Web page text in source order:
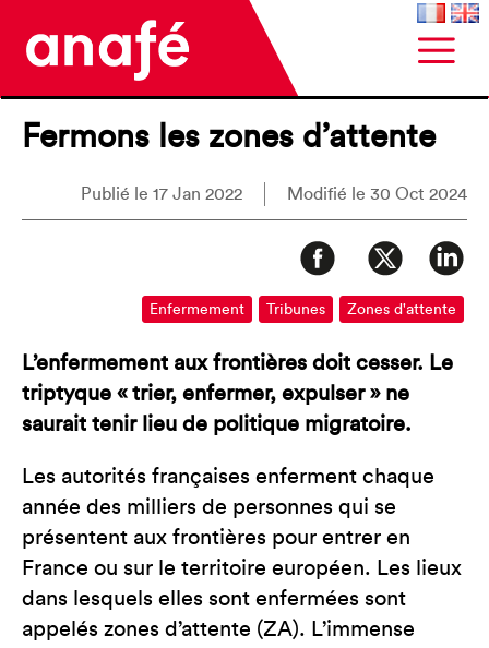
Fermons les zones d’attente
Publié le 17 Jan 2022 Modifié le 30 Oct 2024
Enfermement Tribunes Zones d'attente
L’enfermement aux frontières doit cesser. Le
triptyque « trier, enfermer, expulser » ne
saurait tenir lieu de politique migratoire.
Les autorités françaises enferment chaque
année des milliers de personnes qui se
présentent aux frontières pour entrer en
France ou sur le territoire européen. Les lieux
dans lesquels elles sont enfermées sont
appelés zones d’attente (ZA). L’immense